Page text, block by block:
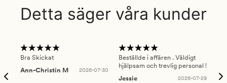
Detta säger våra kunder
Bra Skickat
Ann-Christin M
2026-07-30
Beställde i affären . Väldigt
hjälpsam och trevlig personal !
Jessie
2026-07-29